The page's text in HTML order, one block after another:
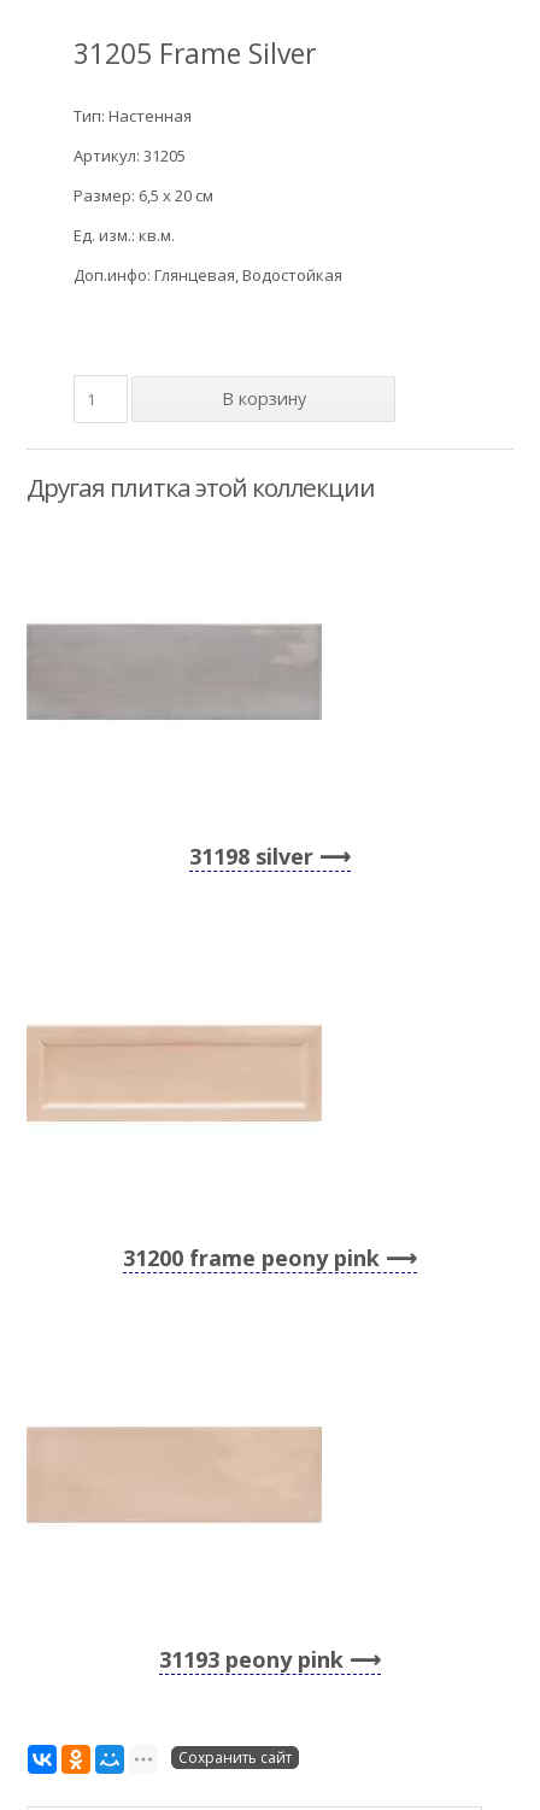
31205 Frame Silver
Тип: Настенная
Артикул: 31205
Размер: 6,5 x 20 см
Ед. изм.: кв.м.
Доп.инфо: Глянцевая, Водостойкая
Другая плитка этой коллекции
31198 silver
31200 frame peony pink
31193 peony pink
Сохранить сайт